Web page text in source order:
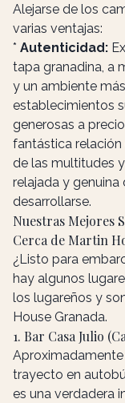
Alejarse de los
varias ventajas:
* Autenticidad:
tapa granadina, a
y un ambiente
establecimientos
generosas a
fantástica relación
de las multitudes
relajada y
desarrollarse.
Nuestras Mejores
Cerca de Martin
¿Listo para
hay algunos
los lugareños y
House Granada.
1. Bar Casa Julio
trayecto en
es una verdadera